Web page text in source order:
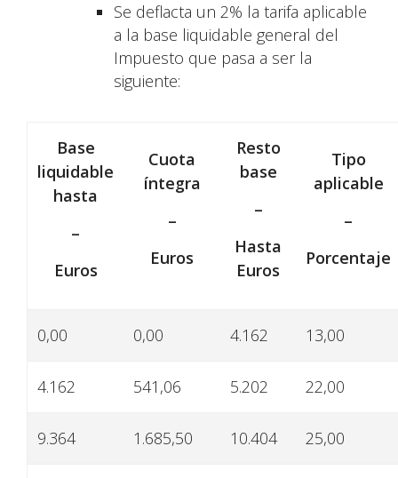
Se deflacta un 2% la tarifa aplicable
a la base liquidable general del
Impuesto que pasa a ser la
siguiente:
Base
liquidable
hasta
–
Euros
Cuota
íntegra
–
Euros
Resto
base
–
Hasta
Euros
Tipo
aplicable
–
Porcentaje
0,00 0,00 4.162 13,00
4.162 541,06 5.202 22,00
9.364 1.685,50 10.404 25,00